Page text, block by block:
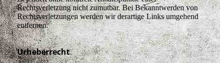
Rechtsverletzung nicht zumutbar. Bei Bekanntwerden von
Rechtsverletzungen werden wir derartige Links umgehend
entfernen.
Urheberrecht